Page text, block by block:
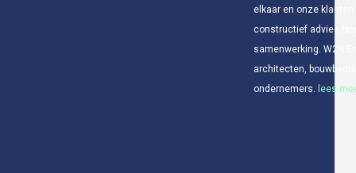
elkaar en onze
constructief advies
samenwerking. W2N
architecten,
ondernemers.
lees